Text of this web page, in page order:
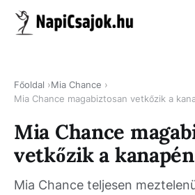
Főoldal
Mia Chance
Mia Chance magabiztosan vetkőzik a
Mia Chance
vetkőzik a kanapén
Mia Chance teljesen